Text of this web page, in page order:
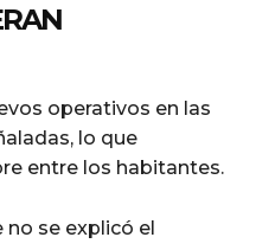
operativos en las
lo que
entre los habitantes.
se explicó el